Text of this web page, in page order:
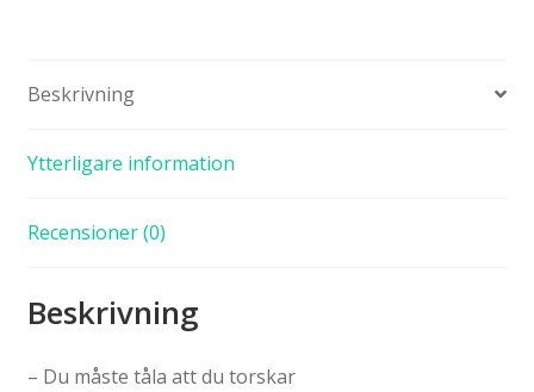
Beskrivning
Ytterligare information
Recensioner (0)
Beskrivning
– Du måste tåla att du torskar